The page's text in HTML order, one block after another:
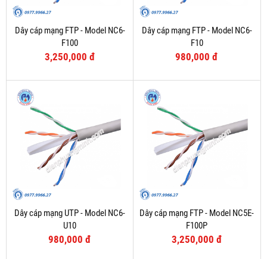
Dây cáp mạng FTP - Model NC6-
F100
3,250,000 đ
Dây cáp mạng FTP - Model NC6-
F10
980,000 đ
Dây cáp mạng UTP - Model NC6-
U10
980,000 đ
Dây cáp mạng FTP - Model NC5E-
F100P
3,250,000 đ